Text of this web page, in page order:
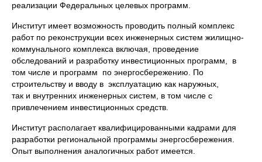
реализации Федеральных целевых программ.
Институт имеет возможность проводить полный комплекс
работ по реконструкции всех инженерных систем жилищно-
коммунального комплекса включая, проведение
обследований и разработку инвестиционных программ, в
том числе и программ по энергосбережению. По
строительству и вводу в эксплуатацию как наружных,
так и внутренних инженерных систем, в том числе с
привлечением инвестиционных средств.
Институт располагает квалифицированными кадрами для
разработки региональной программы энергосбережения.
Опыт выполнения аналогичных работ имеется.